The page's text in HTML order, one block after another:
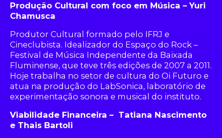
Produção Cultural com foco em Música – Yuri
Chamusca
Produtor Cultural formado pelo IFRJ e
Cineclubista. Idealizador do Espaço do Rock –
Festival de Música Independente da Baixada
Fluminense, que teve três edições de 2007 a 2011.
Hoje trabalha no setor de cultura do Oi Futuro e
atua na produção do LabSonica, laboratório de
experimentação sonora e musical do instituto.
Viabilidade Financeira – Tatiana Nascimento
e Thais Bartoli